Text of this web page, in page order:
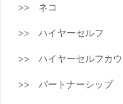
ネコ
ハイヤーセルフ
ハイヤーセルフカ
パートナーシップ